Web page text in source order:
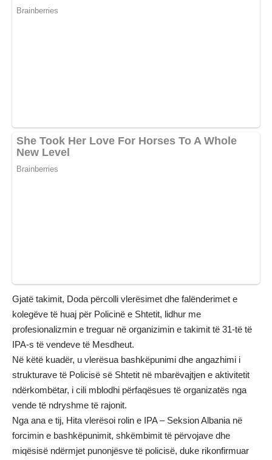
Gjatë takimit, Doda përcolli vlerësimet dhe falënderimet e
kolegëve të huaj për Policinë e Shtetit, lidhur me
profesionalizmin e treguar në organizimin e takimit të 31-të të
IPA-s të vendeve të Mesdheut.
Në këtë kuadër, u vlerësua bashkëpunimi dhe angazhimi i
strukturave të Policisë së Shtetit në mbarëvajtjen e aktivitetit
ndërkombëtar, i cili mblodhi përfaqësues të organizatës nga
vende të ndryshme të rajonit.
Nga ana e tij, Hita vlerësoi rolin e IPA – Seksion Albania në
forcimin e bashkëpunimit, shkëmbimit të përvojave dhe
miqësisë ndërmjet punonjësve të policisë, duke rikonfirmuar